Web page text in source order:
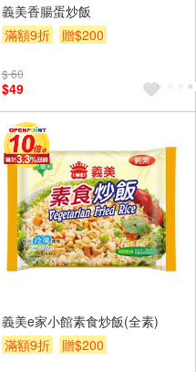
義美香腸蛋炒飯
滿額9折
贈$200
$ 60
$49
義美e家小館素食炒飯(全素)
滿額9折
贈$200